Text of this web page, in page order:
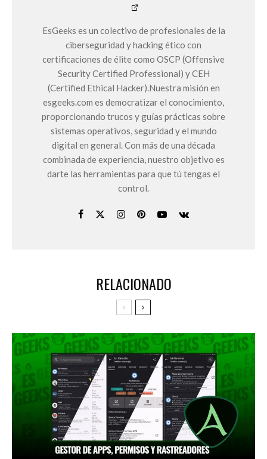
EsGeeks es un colectivo de profesionales de la
ciberseguridad y hacking ético con
certificaciones de élite como OSCP (Offensive
Security Certified Professional) y CEH
(Certified Ethical Hacker).Nuestra misión en
esgeeks.com es democratizar el conocimiento,
proporcionando trucos y guías prácticas sobre
sistemas operativos, seguridad y el mundo
digital en general. Con más de una década
combinada de experiencia, nuestro objetivo es
darte las herramientas para que tú tengas el
control.
RELACIONADO